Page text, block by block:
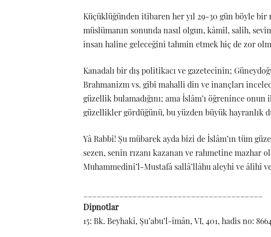
Küçüklüğünden itibaren her yıl 29-30 gün böyle
müslümanın sonunda nasıl olgun, kâmil, salih,
insan haline geleceğini tahmin etmek hiç de zor
Kanadalı bir dış politikacı ve gazetecinin;
Brahmanizm vs. gibi mahalli din ve inançları
güzellik bulamadığını; ama İslâm’ı öğrenince
güzellikler gördüğünü, bu yüzden büyük hayranlık
Yâ Rabbi! Şu mübarek ayda bizi de İslâm’ın tüm
sezen, senin rızanı kazanan ve rahmetine
Muhammedini’l-Mustafâ sallâ’llâhu aleyhi ve âlihî
Dipnotlar
15: Bk. Beyhakî, Şu’abu’l-îmân, VI, 401, hadis no: